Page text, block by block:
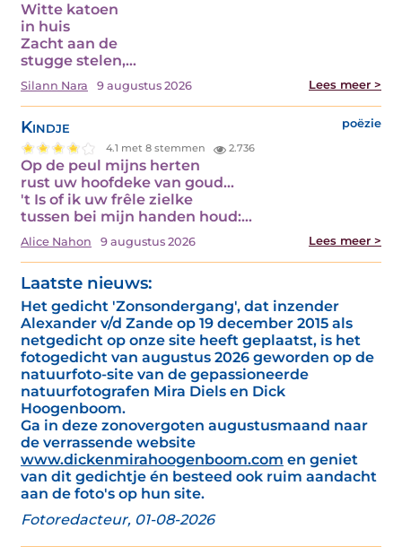
Witte katoen
in huis
Zacht aan de
stugge stelen,…
Silann Nara 9 augustus 2026 Lees meer >
Kindje poëzie
4.1 met 8 stemmen 2.736
Op de peul mijns herten
rust uw hoofdeke van goud...
't Is of ik uw frêle zielke
tussen bei mijn handen houd:…
Alice Nahon 9 augustus 2026 Lees meer >
Laatste nieuws:
Het gedicht 'Zonsondergang', dat inzender
Alexander v/d Zande op 19 december 2015 als
netgedicht op onze site heeft geplaatst, is het
fotogedicht van augustus 2026 geworden op de
natuurfoto-site van de gepassioneerde
natuurfotografen Mira Diels en Dick
Hoogenboom.
Ga in deze zonovergoten augustusmaand naar
de verrassende website
www.dickenmirahoogenboom.com en geniet
van dit gedichtje én besteed ook ruim aandacht
aan de foto's op hun site.
Fotoredacteur, 01-08-2026